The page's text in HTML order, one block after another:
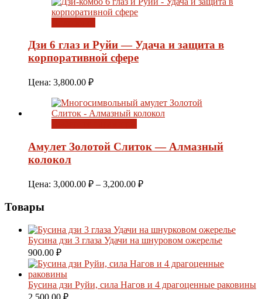
Дзи 6 глаз и Руйи — Удача и защита в
корпоративной сфере
Цена: 3,800.00 ₽
Амулет Золотой Слиток — Алмазный
колокол
Цена: 3,000.00 ₽ – 3,200.00 ₽Диапазон
3,200.00 ₽
Товары
Бусина дзи 3 глаза Удачи на шнуровом ожерелье
900.00 ₽
Бусина дзи Руйи, сила Нагов и 4 драгоценные раковины
2,500.00 ₽